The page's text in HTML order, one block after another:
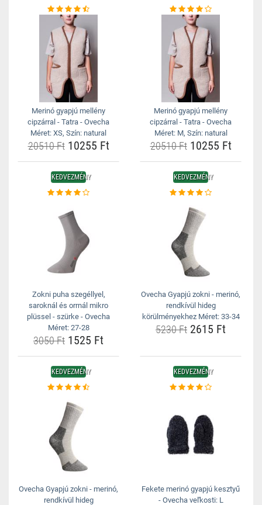
Merinó gyapjú mellény
cipzárral - Tatra - Ovecha
Méret: XS, Szín: natural
20510 Ft10255 Ft
Merinó gyapjú mellény
cipzárral - Tatra - Ovecha
Méret: M, Szín: natural
20510 Ft10255 Ft
KEDVEZMÉNY
Zokni puha szegéllyel,
saroknál és orrnál mikro
plüssel - szürke - Ovecha
Méret: 27-28
3050 Ft 1525 Ft
KEDVEZMÉNY
Ovecha Gyapjú zokni - merinó,
rendkívül hideg
körülményekhez Méret: 33-34
5230 Ft 2615 Ft
KEDVEZMÉNY
Ovecha Gyapjú zokni - merinó,
rendkívül hideg
KEDVEZMÉNY
Fekete merinó gyapjú kesztyű
- Ovecha veľkosti: L